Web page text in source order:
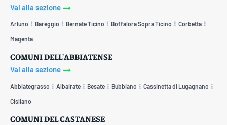
Vai alla sezione
Arluno Bareggio Bernate Ticino Boffalora Sopra Ticino Corbetta
Magenta
COMUNI DELL'ABBIATENSE
Vai alla sezione
Abbiategrasso Albairate Besate Bubbiano Cassinetta di Lugagnano
Cisliano
COMUNI DEL CASTANESE